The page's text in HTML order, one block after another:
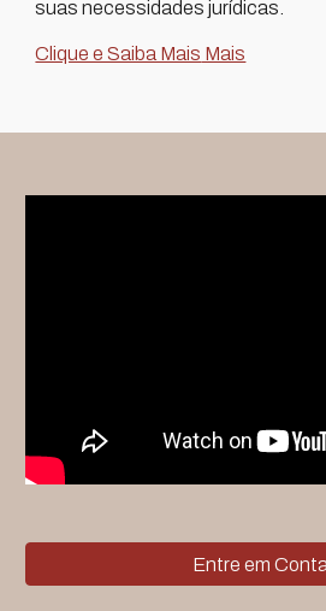
suas necessidades jurídicas.
Clique e Saiba Mais Mais
Entre em